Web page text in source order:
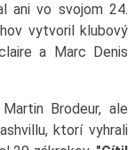
ani vo svojom 24.
vytvoril klubový
a Marc Denis
Brodeur, ale
ktorí vyhrali